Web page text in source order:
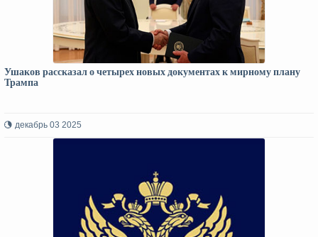
Ушаков рассказал о четырех новых документах к мирному плану
Трампа
декабрь 03 2025